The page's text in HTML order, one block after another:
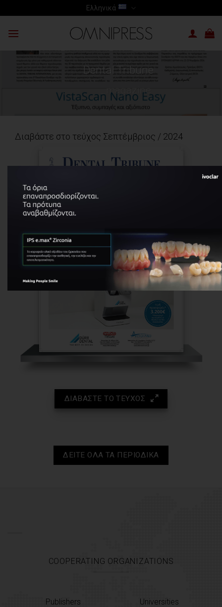
to
content
Ελληνικά
Dental Tribune
_magazine
Διαβάστε στο τεύχος Σεπτέμβριος / 2024
ΔΙΑΒΑΣΤΕ ΤΟ ΤΕΥΧΟΣ
ΔΕΙΤΕ ΟΛΑ ΤΑ ΠΕΡΙΟΔΙΚΑ
COOPERATING ORGANIZATIONS
Publishers Universities